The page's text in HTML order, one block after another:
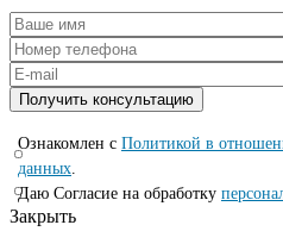
Ознакомлен с Политикой в
данных.
Даю Согласие на обработку
Закрыть